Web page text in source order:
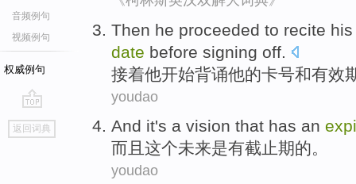
音频例句
视频例句
权威例句
go
top
返回词典
Then he proceeded to recite his
date before signing off
接着他开始背诵他的卡号和有效
youdao
And it's a vision that has an
而且 这个未来是有截止期的。
youdao